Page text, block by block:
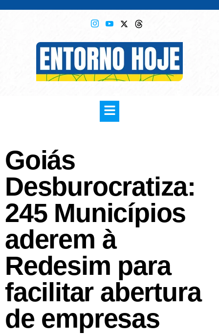
Goiás
Desburocratiza:
245 Municípios
aderem à
Redesim para
facilitar abertura
de empresas